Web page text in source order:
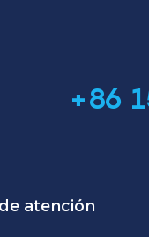
+86
atención